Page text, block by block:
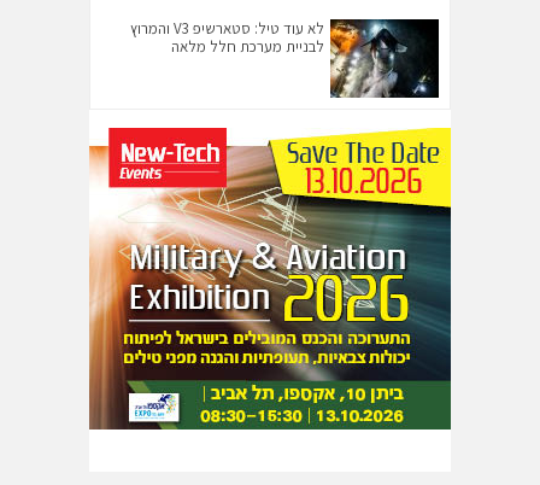
לא עוד טיל: סטארשיפ V3 והמרוץ
לבניית מערכת חלל מלאה